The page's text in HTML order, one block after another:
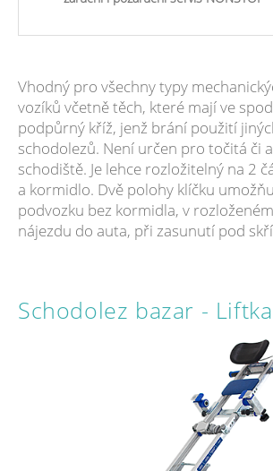
Vhodný pro všechny typy
vozíků včetně těch, které mají ve
podpůrný kříž, jenž brání použití
schodolezů. Není určen pro točitá či
schodiště. Je lehce rozložitelný na 2
a kormidlo. Dvě polohy klíčku
podvozku bez kormidla, v
nájezdu do auta, při zasunutí pod
Schodolez bazar -